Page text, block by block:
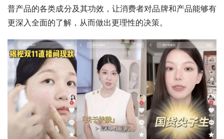
普产品的各类成分及其功效，让消费者对品牌和产品能够有
更深入全面的了解，从而做出更理性的决策。